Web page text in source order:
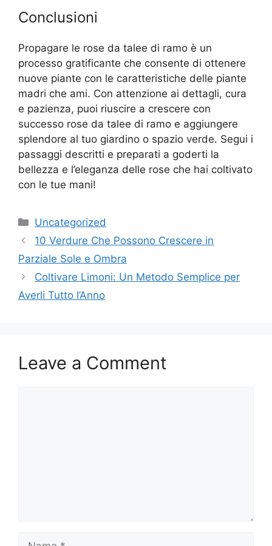
Conclusioni
Propagare le rose da talee di ramo è un
processo gratificante che consente di ottenere
nuove piante con le caratteristiche delle piante
madri che ami. Con attenzione ai dettagli, cura
e pazienza, puoi riuscire a crescere con
successo rose da talee di ramo e aggiungere
splendore al tuo giardino o spazio verde. Segui i
passaggi descritti e preparati a goderti la
bellezza e l’eleganza delle rose che hai coltivato
con le tue mani!
Categories
Uncategorized
10 Verdure Che Possono Crescere in
Parziale Sole e Ombra
Coltivare Limoni: Un Metodo Semplice per
Averli Tutto l’Anno
Leave a Comment
Name